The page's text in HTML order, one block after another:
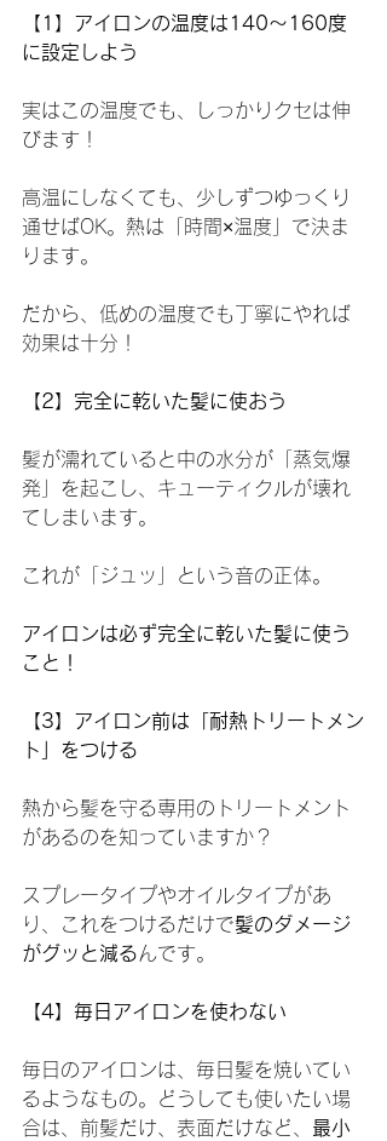
【1】アイロンの温度は140〜160度
に設定しよう
実はこの温度でも、しっかりクセは伸
びます！
高温にしなくても、少しずつゆっくり
通せばOK。熱は「時間×温度」で決ま
ります。
だから、低めの温度でも丁寧にやれば
効果は十分！
【2】完全に乾いた髪に使おう
髪が濡れていると中の水分が「蒸気爆
発」を起こし、キューティクルが壊れ
てしまいます。
これが「ジュッ」という音の正体。
アイロンは必ず完全に乾いた髪に使う
こと！
【3】アイロン前は「耐熱トリートメン
ト」をつける
熱から髪を守る専用のトリートメント
があるのを知っていますか？
スプレータイプやオイルタイプがあ
り、これをつけるだけで髪のダメージ
がグッと減るんです。
【4】毎日アイロンを使わない
毎日のアイロンは、毎日髪を焼いてい
るようなもの。どうしても使いたい場
合は、前髪だけ、表面だけなど、 最小